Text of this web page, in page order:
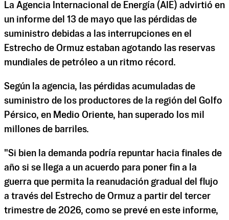
La Agencia Internacional de Energía (AIE) advirtió en
un informe del 13 de mayo que las pérdidas de
suministro debidas a las interrupciones en el
Estrecho de Ormuz estaban agotando las reservas
mundiales de petróleo a un ritmo récord.
Según la agencia, las pérdidas acumuladas de
suministro de los productores de la región del Golfo
Pérsico, en Medio Oriente, han superado los mil
millones de barriles.
"Si bien la demanda podría repuntar hacia finales de
año si se llega a un acuerdo para poner fin a la
guerra que permita la reanudación gradual del flujo
a través del Estrecho de Ormuz a partir del tercer
trimestre de 2026, como se prevé en este informe,